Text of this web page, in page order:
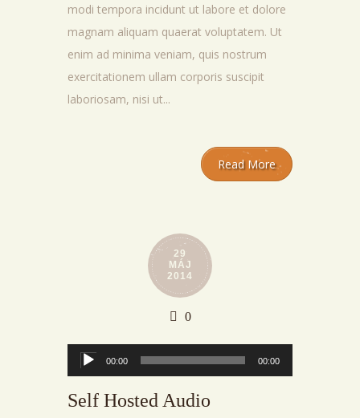
modi tempora incidunt ut labore et dolore
magnam aliquam quaerat voluptatem. Ut
enim ad minima veniam, quis nostrum
exercitationem ullam corporis suscipit
laboriosam, nisi ut...
Read More
29
MÁJ
2014
0
Audio
prehrávač
00:00 00:00
Self Hosted Audio